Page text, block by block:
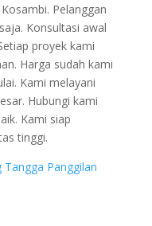
Pelanggan
Konsultasi awal
proyek kami
Harga sudah kami
Kami melayani
Hubungi kami
Kami siap
tinggi.
Tangga Panggilan